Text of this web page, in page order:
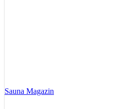
Sauna Magazin